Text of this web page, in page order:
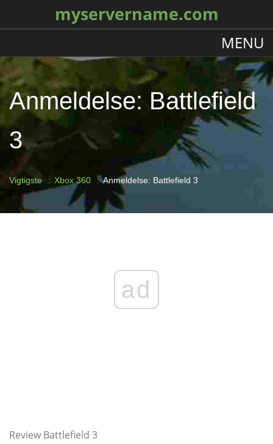
myservername.com
MENU
Anmeldelse: Battlefield
3
Vigtigste Xbox 360 Anmeldelse: Battlefield 3
ad
Review Battlefield 3